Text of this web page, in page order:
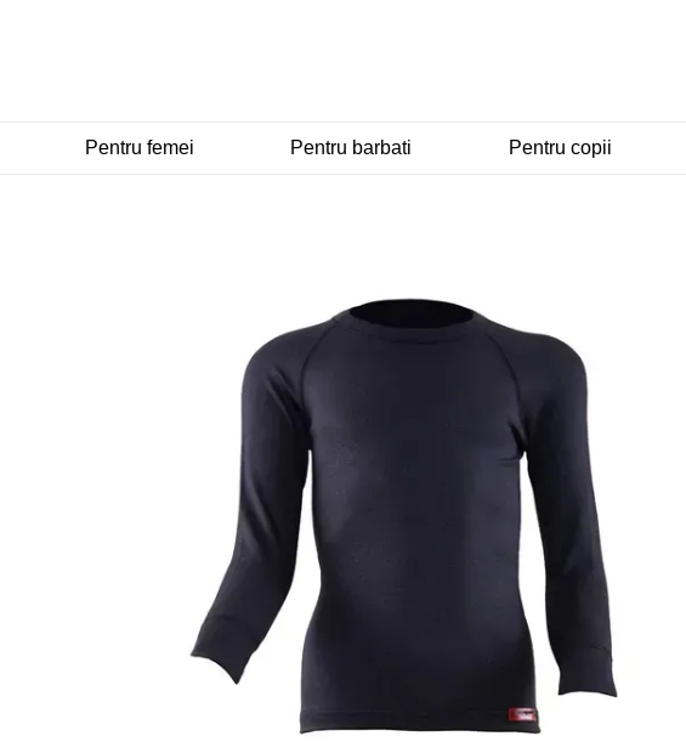
Pentru femei Pentru barbati Pentru copii